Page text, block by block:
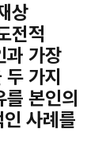
상
전적
과 가장
가지
본인의
사례를